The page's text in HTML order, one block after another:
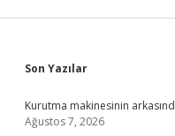
Sidebar
Son Yazılar
Kurutma makinesinin
Ağustos 7, 2026